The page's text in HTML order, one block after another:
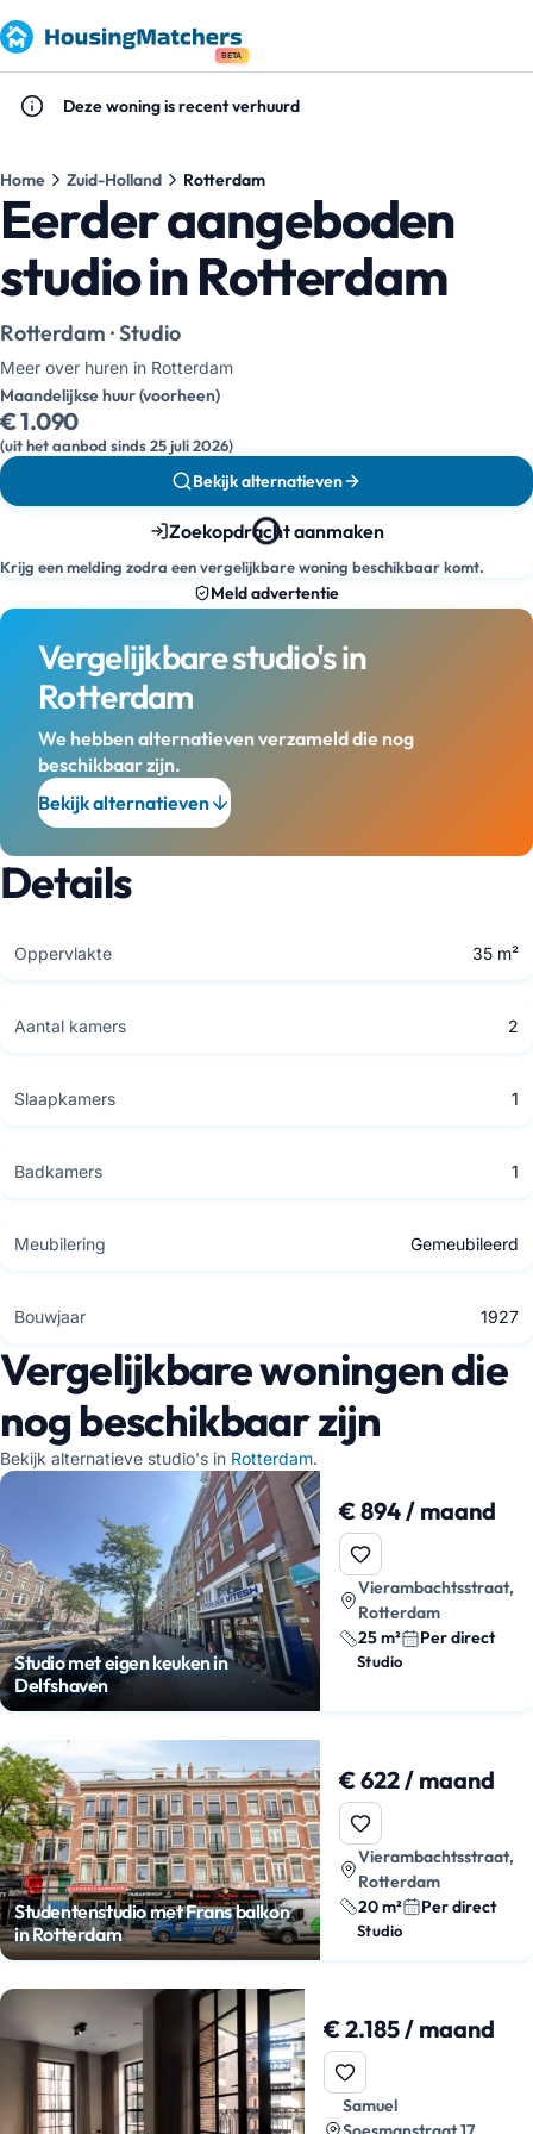
BETA
Deze woning is recent verhuurd
Home Zuid-Holland Rotterdam
Eerder aangeboden
studio in Rotterdam
Rotterdam · Studio
Meer over huren in Rotterdam
Maandelijkse huur (voorheen)
€ 1.090
(uit het aanbod sinds 25 juli 2026)
Bekijk alternatieven
Zoekopdracht aanmaken
Krijg een melding zodra een vergelijkbare woning beschikbaar komt.
Meld advertentie
Vergelijkbare studio's in
Rotterdam
We hebben alternatieven verzameld die nog
beschikbaar zijn.
Bekijk alternatieven
Details
Oppervlakte 35 m²
Aantal kamers 2
Slaapkamers 1
Badkamers 1
Meubilering Gemeubileerd
Bouwjaar 1927
Vergelijkbare woningen die
nog beschikbaar zijn
Bekijk alternatieve studio's in Rotterdam.
Studio met eigen keuken in
Delfshaven
€ 894 / maand
Vierambachtsstraat,
Rotterdam
25 m²
Per direct
Studio
Studentenstudio met Frans balkon
in Rotterdam
€ 622 / maand
Vierambachtsstraat,
Rotterdam
20 m²
Per direct
Studio
€ 2.185 / maand
Samuel